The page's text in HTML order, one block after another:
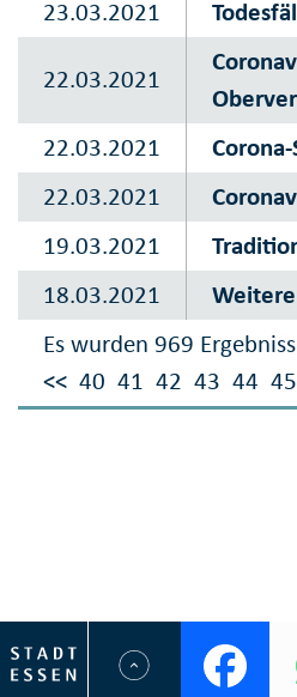
Es wurden 969
<< 40 41 42 43 44 45
23.03.2021
22.03.2021
22.03.2021
22.03.2021
19.03.2021
18.03.2021